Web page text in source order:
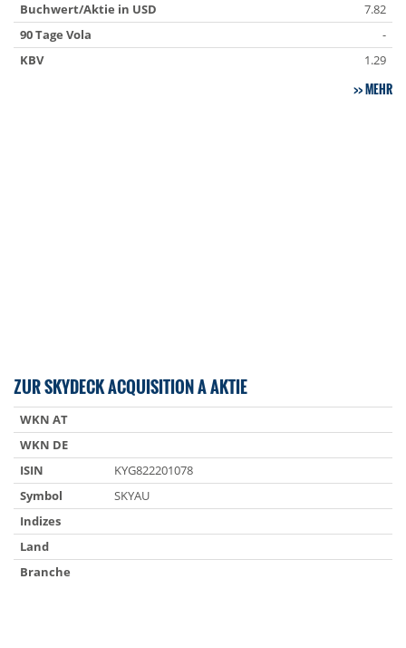
Buchwert/Aktie in USD
7.82
90 Tage Vola
-
KBV
1.29
MEHR
ZUR SKYDECK ACQUISITION A AKTIE
WKN AT
WKN DE
ISIN
KYG822201078
Symbol
SKYAU
Indizes
Land
Branche